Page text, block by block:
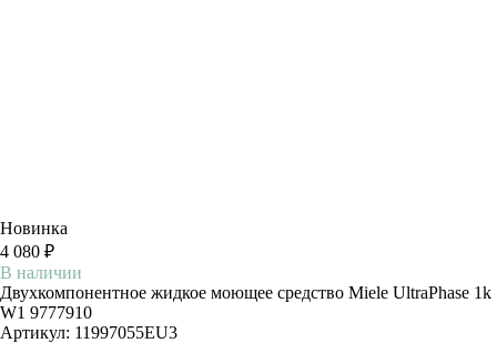
Новинка
4 080 ₽
В наличии
Двухкомпонентное жидкое моющее средство Miele UltraPhase 1k
W1 9777910
Артикул: 11997055EU3